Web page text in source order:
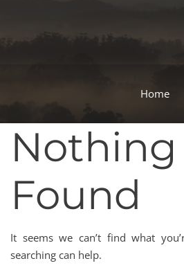
Home
Nothing
Found
It seems we can’t find what
searching can help.